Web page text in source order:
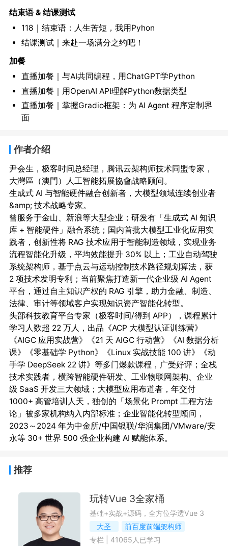
结束语 & 结课测试
118｜结束语：人生苦短，我用Pyhon
结课测试｜来赴一场满分之约吧！
加餐
直播加餐｜与AI共同编程，用ChatGPT学Python
直播加餐｜用OpenAI API理解Python数据类型
直播加餐｜掌握Gradio框架：为 AI Agent 程序定制界
面
作者介绍
尹会生，极客时间总经理，腾讯云架构师技术同盟专家，
大灣區（澳門）人工智能拓展協會战略顾问。
生成式 AI 与智能硬件融合创新者，大模型领域连续创业者
&amp; 技术战略专家。
曾服务于金山、新浪等大型企业；研发有「生成式 AI 知识
库 + 智能硬件」融合系统；国内首批大模型工业化应用实
践者，创新性将 RAG 技术应用于智能制造领域，实现业务
流程智能化升级，平均效能提升 30% 以上；工业自动驾驶
系统架构师，基于点云与运动控制技术路径规划算法，获
2 项技术发明专利；当前聚焦打造新一代企业级 AI Agent
平台，通过自主知识产权的 RAG 引擎，助力金融、制造、
法律、审计等领域客户实现知识资产智能化转型。
头部科技教育平台专家（极客时间/得到 APP），课程累计
学习人数超 22 万人，出品《ACP 大模型认证训练营》
《AIGC 应用实战营》《21 天 AIGC 行动营》《AI 数据分析
课》《零基础学 Python》《Linux 实战技能 100 讲》《动
手学 DeepSeek 22 讲》等多门爆款课程，广受好评；全栈
技术实践者，横跨智能硬件研发、工业物联网架构、企业
级 SaaS 开发三大领域；大模型应用布道者，年交付
1000+ 高管培训人天，独创的「场景化 Prompt 工程方法
论」被多家机构纳入内部标准；企业智能化转型顾问，
2023～2024 年为中金所/中国银联/华润集团/VMware/安
推荐
玩转Vue 3全家桶
基础+实战+源码，全方位学透Vue 3
大圣
前百度前端架构师
专栏
41065 人已学习